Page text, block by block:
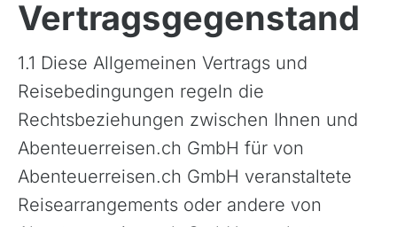
Vertragsgegenstand
1.1 Diese Allgemeinen Vertrags und
Reisebedingungen regeln die
Rechtsbeziehungen zwischen Ihnen und
Abenteuerreisen.ch GmbH für von
Abenteuerreisen.ch GmbH veranstaltete
Reisearrangements oder andere von